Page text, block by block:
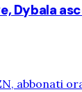
Dybala
abbonati